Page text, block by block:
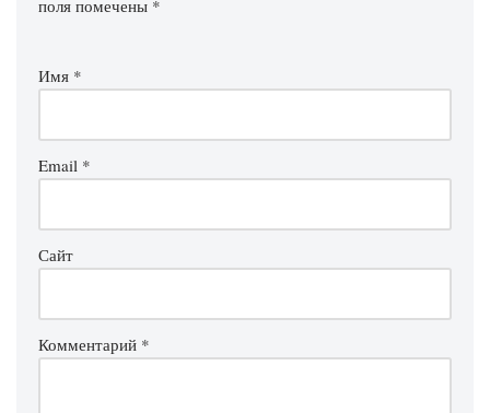
поля помечены *
Имя *
Email *
Сайт
Комментарий *